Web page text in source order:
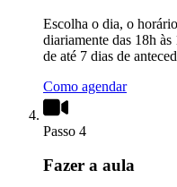
Escolha o dia, o
diariamente das 18h
de até 7 dias de
Como agendar
Passo 4
Fazer a aula